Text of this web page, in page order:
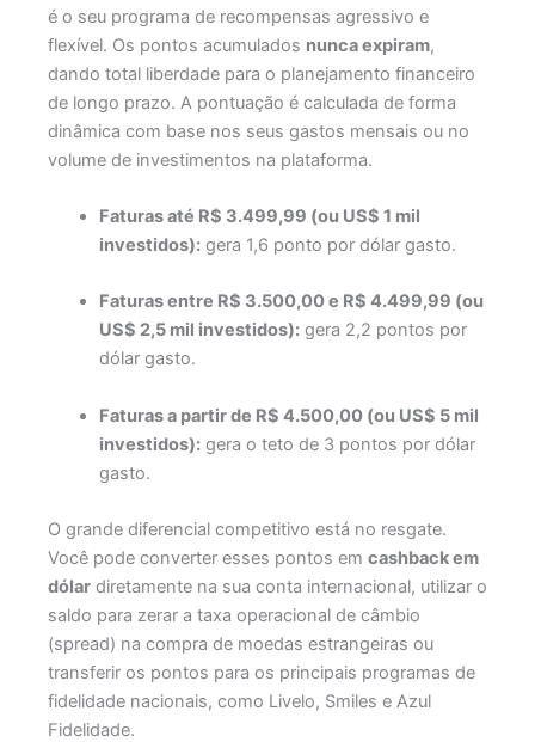
é o seu programa de recompensas agressivo e
flexível. Os pontos acumulados nunca expiram,
dando total liberdade para o planejamento financeiro
de longo prazo. A pontuação é calculada de forma
dinâmica com base nos seus gastos mensais ou no
volume de investimentos na plataforma.
Faturas até R$ 3.499,99 (ou US$ 1 mil
investidos): gera 1,6 ponto por dólar gasto.
Faturas entre R$ 3.500,00 e R$ 4.499,99 (ou
US$ 2,5 mil investidos): gera 2,2 pontos por
dólar gasto.
Faturas a partir de R$ 4.500,00 (ou US$ 5 mil
investidos): gera o teto de 3 pontos por dólar
gasto.
O grande diferencial competitivo está no resgate.
Você pode converter esses pontos em cashback em
dólardiretamente na sua conta internacional, utilizar o
saldo para zerar a taxa operacional de câmbio
(spread) na compra de moedas estrangeiras ou
transferir os pontos para os principais programas de
fidelidade nacionais, como Livelo, Smiles e Azul
Fidelidade.